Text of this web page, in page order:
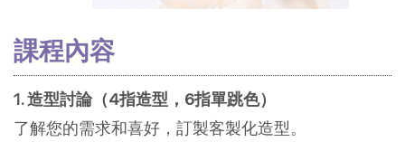
課程內容
1. 造型討論（4指造型，6指單跳色）
了解您的需求和喜好，訂製客製化造型。